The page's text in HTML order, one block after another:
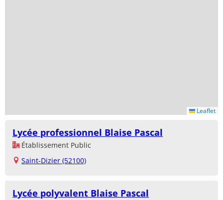
Leaflet
Lycée professionnel Blaise Pascal
Établissement Public
Saint-Dizier (52100)
Lycée polyvalent Blaise Pascal